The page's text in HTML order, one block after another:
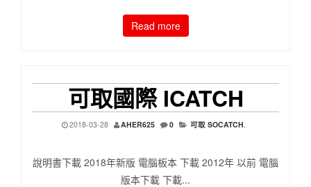
Read more
可取國際 ICATCH
2018-03-28 AHER625 0 可取 SOCATCH
說明書下載 2018年新版 電腦板本 下載 2012年 以前 電腦
版本下載 下載...